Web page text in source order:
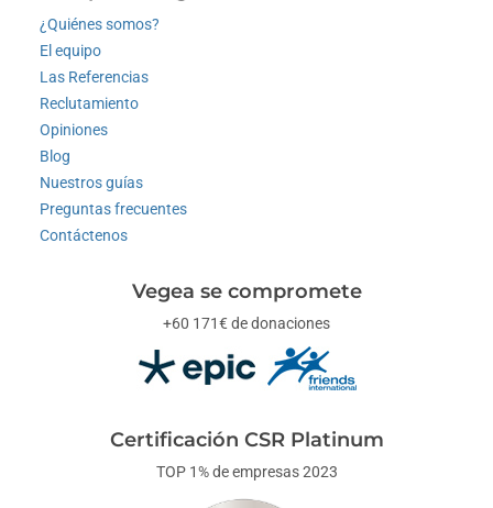
¿Quiénes somos?
El equipo
Las Referencias
Reclutamiento
Opiniones
Blog
Nuestros guías
Preguntas frecuentes
Contáctenos
Vegea se compromete
+60 171€ de donaciones
Certificación CSR Platinum
TOP 1% de empresas 2023